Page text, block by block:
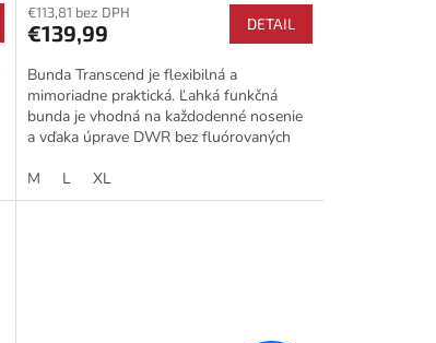
€113,81 bez DPH
€139,99 DETAIL
Bunda Transcend je flexibilná a
mimoriadne praktická. Ľahká funkčná
bunda je vhodná na každodenné nosenie
a vďaka úprave DWR bez fluórovaných
M
L XL